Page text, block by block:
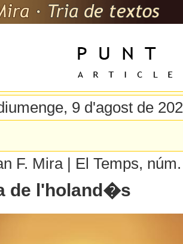
9 d'agost de
F. Mira | El Temps,
de l'holand�s